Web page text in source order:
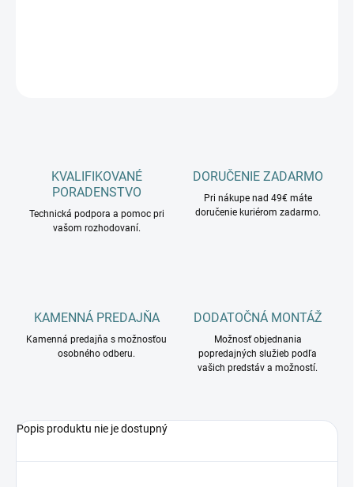
KVALIFIKOVANÉ
PORADENSTVO
Technická podpora a pomoc pri
vašom rozhodovaní.
DORUČENIE ZADARMO
Pri nákupe nad 49€ máte
doručenie kuriérom zadarmo.
KAMENNÁ PREDAJŇA
Kamenná predajňa s možnosťou
osobného odberu.
DODATOČNÁ MONTÁŽ
Možnosť objednania
popredajných služieb podľa
vašich predstáv a možností.
Popis produktu nie je dostupný